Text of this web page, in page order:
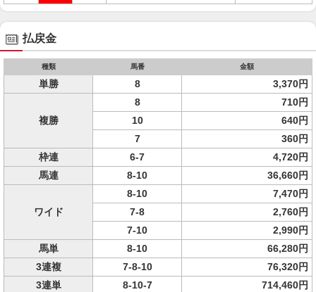
払戻金
種類 馬番 金額
単勝 8 3,370円
複勝
8
710円
10
640円
7
360円
枠連
6-7
4,720円
馬連
8-10 36,660円
ワイド
8-10
7,470円
7-8
2,760円
7-10
2,990円
馬単
8-10
66,280円
3連複
7-8-10
76,320円
3連単
8-10-7 714,460円